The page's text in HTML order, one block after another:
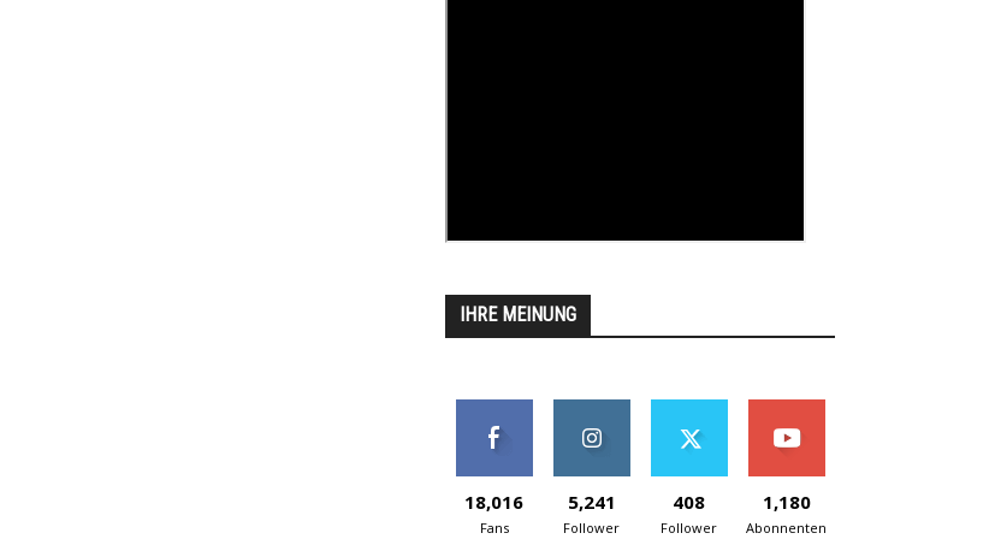
IHRE MEINUNG
18,016
Fans
5,241
Follower
408
Follower
1,180
Abonnenten